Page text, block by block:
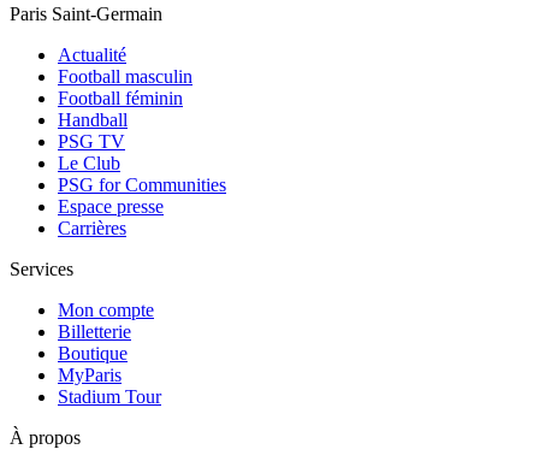
Paris Saint-Germain
Actualité
Football masculin
Football féminin
Handball
PSG TV
Le Club
PSG for Communities
Espace presse
Carrières
Services
Mon compte
Billetterie
Boutique
MyParis
Stadium Tour
À propos